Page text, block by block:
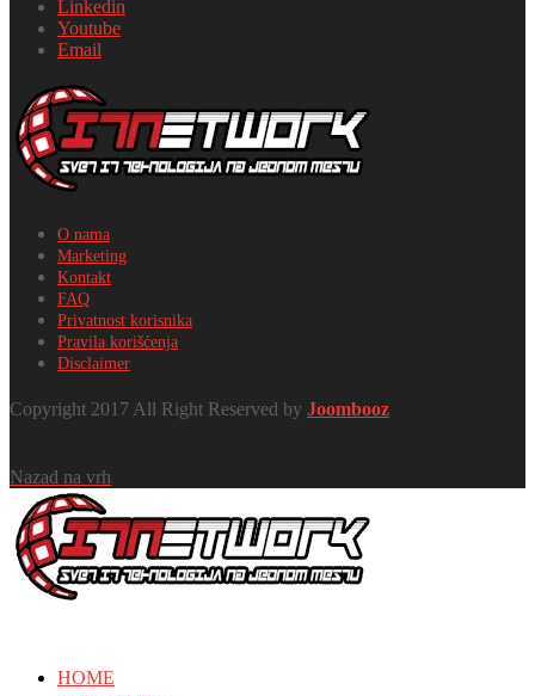
Linkedin
Youtube
Email
O nama
Marketing
Kontakt
FAQ
Privatnost korisnika
Pravila korišćenja
Disclaimer
Copyright 2017 All Right Reserved by Joombooz
Nazad na vrh
HOME